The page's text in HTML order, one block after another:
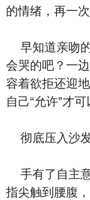
的情绪，再一次
早知道亲吻
会哭的吧？一
容着欲拒还迎
自己“允许”才可
彻底压入沙发
手有了自主
指尖触到腰腹